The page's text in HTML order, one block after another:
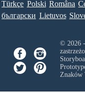
Türkçe Polski Româna
български Lietuvos
© 2026
Znaków